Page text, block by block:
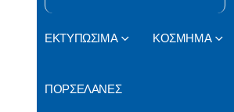
ΕΚΤΥΠΩΣΙΜΑ ΚΟΣΜΗΜΑ
ΠΟΡΣΕΛΑΝΕΣ